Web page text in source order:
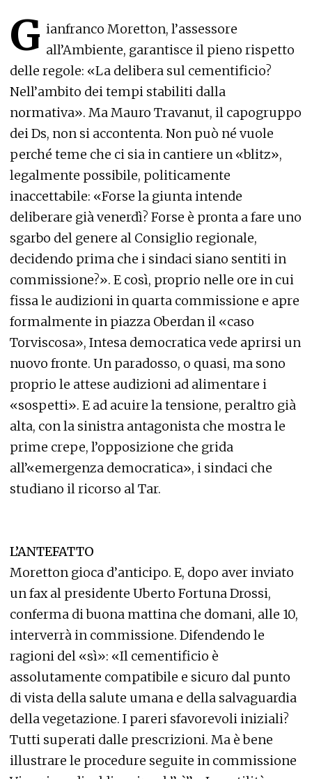
G ianfranco Moretton, l’assessore
all’Ambiente, garantisce il pieno rispetto
delle regole: «La delibera sul cementificio?
Nell’ambito dei tempi stabiliti dalla
normativa». Ma Mauro Travanut, il capogruppo
dei Ds, non si accontenta. Non può né vuole
perché teme che ci sia in cantiere un «blitz»,
legalmente possibile, politicamente
inaccettabile: «Forse la giunta intende
deliberare già venerdì? Forse è pronta a fare uno
sgarbo del genere al Consiglio regionale,
decidendo prima che i sindaci siano sentiti in
commissione?». E così, proprio nelle ore in cui
fissa le audizioni in quarta commissione e apre
formalmente in piazza Oberdan il «caso
Torviscosa», Intesa democratica vede aprirsi un
nuovo fronte. Un paradosso, o quasi, ma sono
proprio le attese audizioni ad alimentare i
«sospetti». E ad acuire la tensione, peraltro già
alta, con la sinistra antagonista che mostra le
prime crepe, l’opposizione che grida
all’«emergenza democratica», i sindaci che
studiano il ricorso al Tar.
L’ANTEFATTO
Moretton gioca d’anticipo. E, dopo aver inviato
un fax al presidente Uberto Fortuna Drossi,
conferma di buona mattina che domani, alle 10,
interverrà in commissione. Difendendo le
ragioni del «sì»: «Il cementificio è
assolutamente compatibile e sicuro dal punto
di vista della salute umana e della salvaguardia
della vegetazione. I pareri sfavorevoli iniziali?
Tutti superati dalle prescrizioni. Ma è bene
illustrare le procedure seguite in commissione